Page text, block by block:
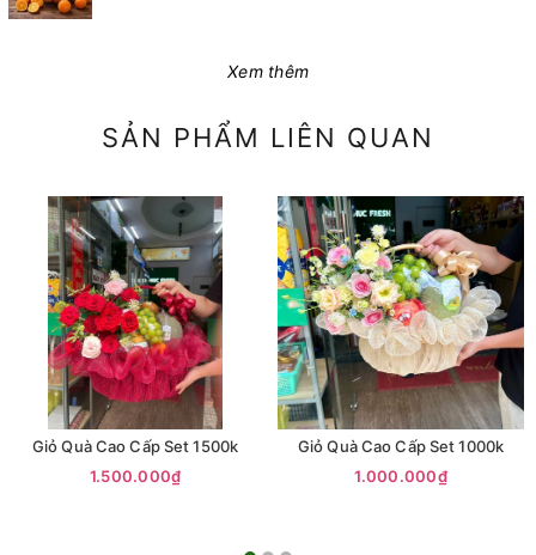
Xem thêm
SẢN PHẨM LIÊN QUAN
Giỏ Quà Cao Cấp Set 1500k
1.500.000₫
Giỏ Quà Cao Cấp Set 1000k
1.000.000₫